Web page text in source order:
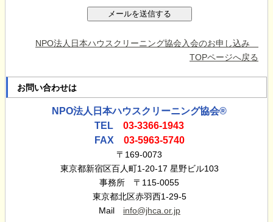
NPO法人日本ハウスクリーニング協会入会のお申し込み
TOPページへ戻る
お問い合わせは
NPO法人日本ハウスクリーニング協会®
TEL03-3366-1943
FAX 03-5963-5740
〒169-0073
東京都新宿区百人町1-20-17 星野ビル103
事務所 〒115-0055
東京都北区赤羽西1-29-5
Mail info@jhca.or.jp